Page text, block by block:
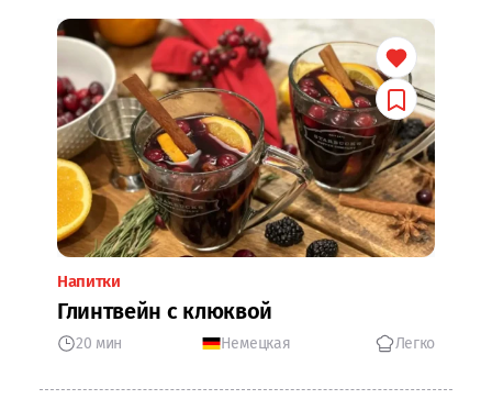
Напитки
Глинтвейн с клюквой
20 мин Немецкая Легко